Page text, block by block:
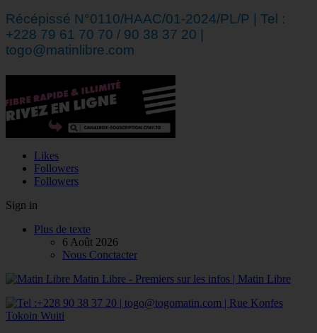
Récépissé N°0110/HAAC/01-2024/PL/P | Tel :
+228 79 61 70 70 / 90 38 37 20 |
togo@matinlibre.com
Likes
Followers
Followers
Sign in
Plus de texte
6 Août 2026
Nous Conctacter
Matin Libre - Premiers sur les infos | Matin Libre